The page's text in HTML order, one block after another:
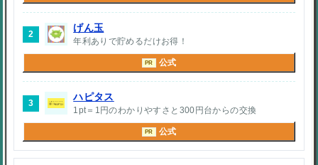
2
げん玉
年利ありで貯めるだけお得！
PR 公式
3
ハピタス
1pt＝1円のわかりやすさと300円台からの交換
PR 公式